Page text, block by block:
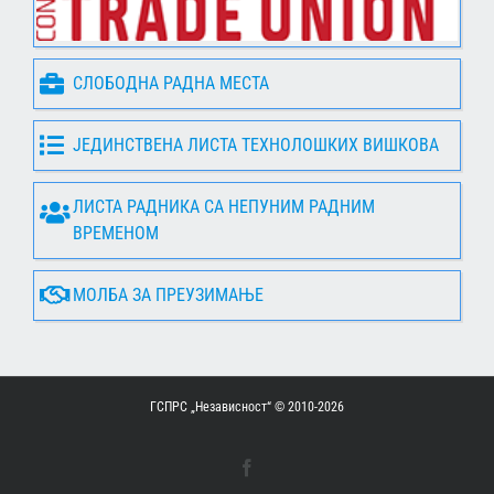
СЛОБОДНА РАДНА МЕСТА
ЈЕДИНСТВЕНА ЛИСТА ТЕХНОЛОШКИХ ВИШКОВА
ЛИСТА РАДНИКА СА НЕПУНИМ РАДНИМ
ВРЕМЕНОМ
МОЛБА ЗА ПРЕУЗИМАЊЕ
ГСПРС „Независност“ © 2010-2026